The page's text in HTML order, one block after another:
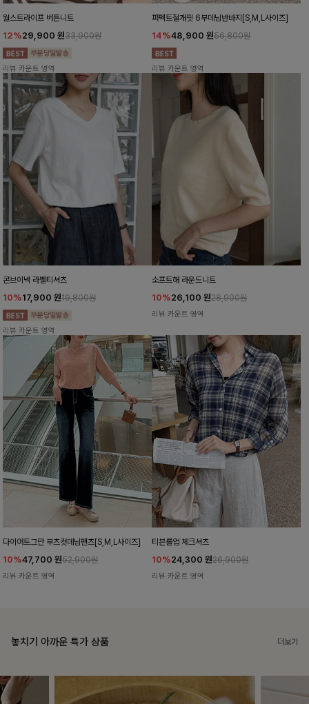
월스트라이프 버튼니트
12%29,900 원33,900원
리뷰 카운트 영역
퍼펙트절개핏 6부데님반바지[S,M,L사이즈]
14%48,900 원56,800원
리뷰 카운트 영역
콘브이넥 라벨티셔츠
10%17,900 원19,800원
리뷰 카운트 영역
소프트해 라운드니트
10%26,100 원28,900원
리뷰 카운트 영역
다이어트그만 부츠컷데님팬츠[S,M,L사이즈]
10%47,700 원52,900원
리뷰 카운트 영역
티븐롤업 체크셔츠
10%24,300 원26,900원
리뷰 카운트 영역
놓치기 아까운 특가 상품 더보기